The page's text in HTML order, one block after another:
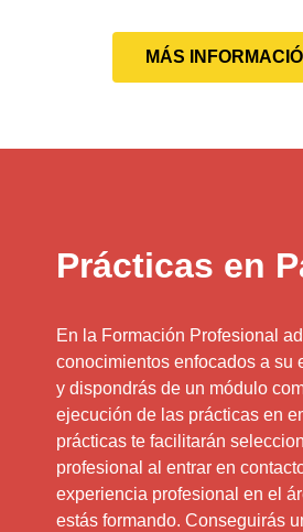
MÁS
Prácticas en
En la Formación Profesional
conocimientos enfocados a su
y dispondrás de un módulo
ejecución de las prácticas en
prácticas te facilitarán
profesional al entrar en
experiencia profesional en el
estás formando. Conseguirás